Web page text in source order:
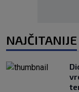
NAJČITANIJE